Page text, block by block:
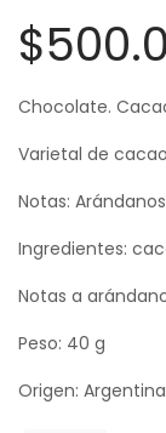
$
Chocolate.
Varietal de
Notas:
Ingredientes:
Notas a
Peso: 40 g
Origen: